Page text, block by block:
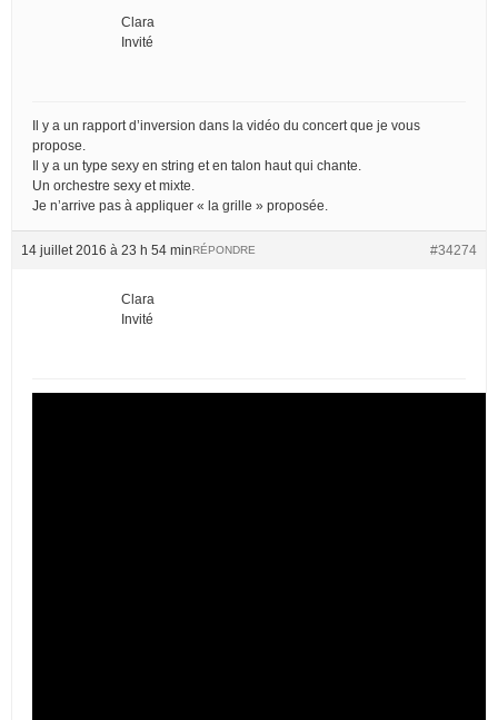
Clara
Invité
Il y a un rapport d’inversion dans la vidéo du concert que je vous
propose.
Il y a un type sexy en string et en talon haut qui chante.
Un orchestre sexy et mixte.
Je n’arrive pas à appliquer « la grille » proposée.
14 juillet 2016 à 23 h 54 min #34274
RÉPONDRE
Clara
Invité